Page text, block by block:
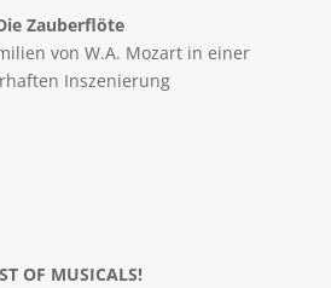
Zauberflöte
von W.A. Mozart in einer
Inszenierung
OF MUSICALS!